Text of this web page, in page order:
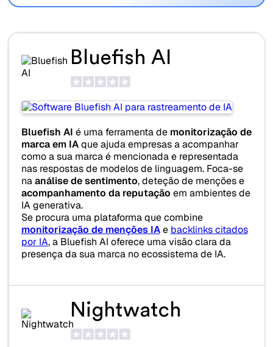
Bluefish AI
Bluefish AI é uma ferramenta de monitorização de
marca em IAque ajuda empresas a acompanhar
como a sua marca é mencionada e representada
nas respostas de modelos de linguagem. Foca-se
naanálise de sentimento, deteção de menções e
acompanhamento da reputação em ambientes de
IA generativa.
Se procura uma plataforma que combine
monitorização de menções IAe backlinks citados
por IA, a Bluefish AI oferece uma visão clara da
presença da sua marca no ecossistema de IA.
Nightwatch